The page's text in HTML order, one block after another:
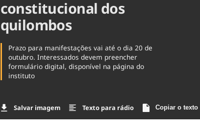
constitucional dos
quilombos
Prazo para manifestações vai até o dia 20 de
outubro. Interessados devem preencher
formulário digital, disponível na página do
instituto
Salvar imagem Texto para rádio Copiar o texto